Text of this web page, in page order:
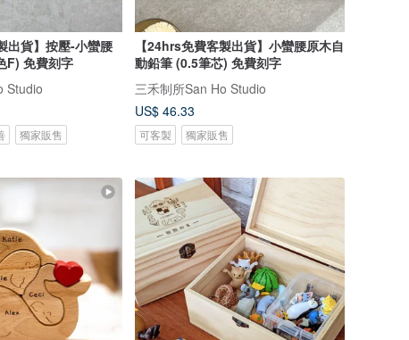
出貨】按壓-小蠻腰
筆 (黑色F) 免費刻字
Studio
獨家販售
【24hrs免費客製出貨】小蠻腰原木自
動鉛筆 (0.5筆芯) 免費刻字
三禾制所San Ho Studio
US$ 46.33
可客製 獨家販售